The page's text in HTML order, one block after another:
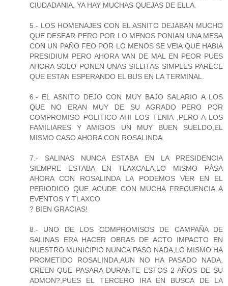
CIUDADANIA, YA HAY MUCHAS QUEJAS DE ELLA.
5.- LOS HOMENAJES CON EL ASNITO DEJABAN MUCHO
QUE DESEAR PERO POR LO MENOS PONIAN UNA MESA
CON UN PAÑO FEO POR LO MENOS SE VEIA QUE HABIA
PRESIDIUM PERO AHORA VAN DE MAL EN PEOR PUES
AHORA SOLO PONEN UNAS SILLITAS SIMPLES PARECE
QUE ESTAN ESPERANDO EL BUS EN LA TERMINAL.
6.- EL ASNITO DEJO CON MUY BAJO SALARIO A LOS
QUE NO ERAN MUY DE SU AGRADO PERO POR
COMPROMISO POLITICO AHI LOS TENIA ,PERO A LOS
FAMILIARES Y AMIGOS UN MUY BUEN SUELDO,EL
MISMO CASO AHORA CON ROSALINDA.
7.- SALINAS NUNCA ESTABA EN LA PRESIDENCIA
SIEMPRE ESTABA EN TLAXCALA,LO MISMO PÀSA
AHORA CON ROSALINDA LA PODEMOS VER EN EL
PERIODICO QUE ACUDE CON MUCHA FRECUENCIA A
EVENTOS Y TLAXCO
? BIEN GRACIAS!
8.- UNO DE LOS COMPROMISOS DE CAMPAÑA DE
SALINAS ERA HACER OBRAS DE ACTO IMPACTO EN
NUESTRO MUNICIPIO NUNCA PASO NADA,LO MISMO HA
PROMETIDO ROSALINDA,AUN NO HA PASADO NADA,
CREEN QUE PASARA DURANTE ESTOS 2 AÑOS DE SU
ADMON?,PUES EL TERCERO IRA EN BUSCA DE LA